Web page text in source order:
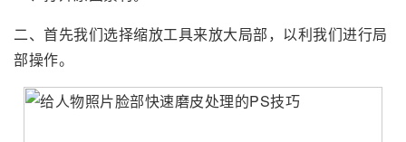
二、首先我们选择缩放工具来放大局部，以利我们进行局
部操作。